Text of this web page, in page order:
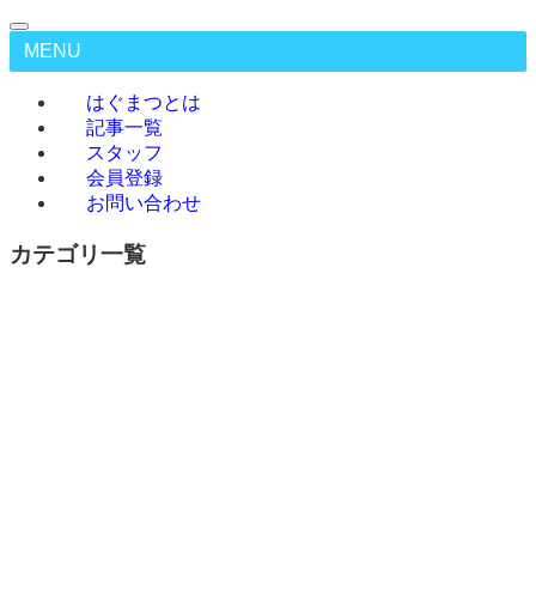
MENU
はぐまつとは
記事一覧
スタッフ
会員登録
お問い合わせ
カテゴリ一覧